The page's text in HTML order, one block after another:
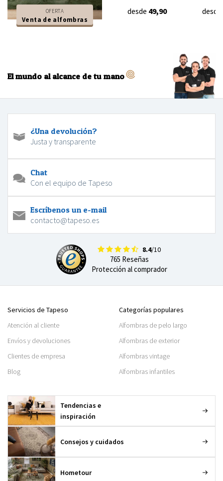
OFERTA
Venta de alfombras
desde 49,90 desde
El mundo al alcance de tu mano
¿Una devolución?
Justa y transparente
Chat
Con el equipo de Tapeso
Escríbenos un e-mail
contacto@tapeso.es
8.4/10
765 Reseñas
Protección al comprador
Servicios de Tapeso
Atención al cliente
Envíos y devoluciones
Clientes de empresa
Blog
Categorías populares
Alfombras de pelo largo
Alfombras de exterior
Alfombras vintage
Alfombras infantiles
Tendencias e
inspiración
Consejos y cuidados
Hometour